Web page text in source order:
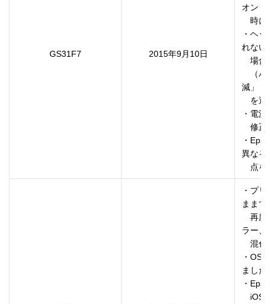
GS31F7 2015年9月10日
オン
時に
・ヘ
れない
場合
（パ
減」
を選
・電
修正
・
異なる
点を
・プ
ままで
再度
ラー、
混色
・OS
ました
・
iOS